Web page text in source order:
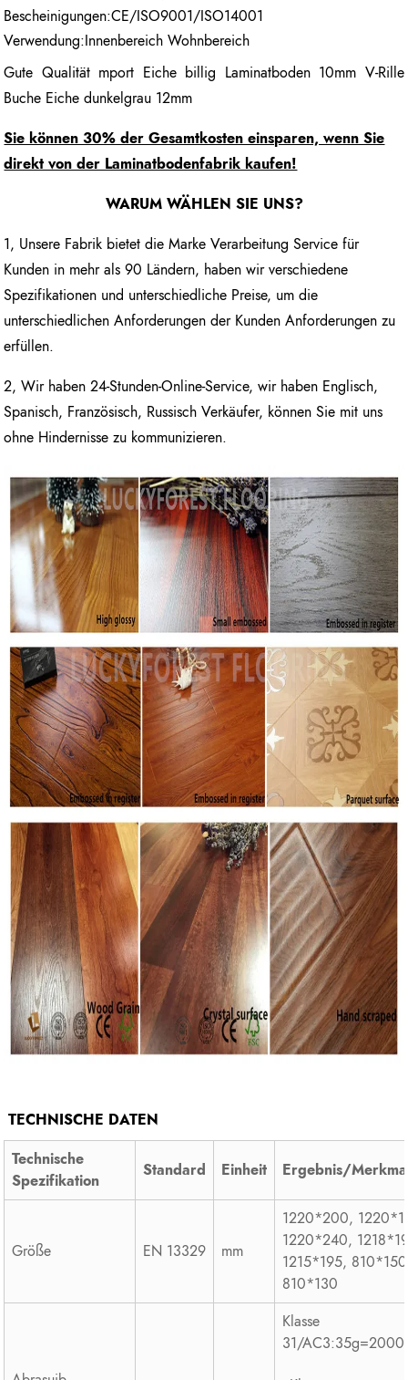
Bescheinigungen:CE/ISO9001/ISO14001
Verwendung:Innenbereich Wohnbereich
Gute Qualität mport Eiche billig Laminatboden 10mm V-Rille
Buche Eiche dunkelgrau 12mm
Sie können 30% der Gesamtkosten einsparen, wenn Sie
direkt von der Laminatbodenfabrik kaufen!
WARUM WÄHLEN SIE UNS?
1, Unsere Fabrik bietet die Marke Verarbeitung Service für
Kunden in mehr als 90 Ländern, haben wir verschiedene
Spezifikationen und unterschiedliche Preise, um die
unterschiedlichen Anforderungen der Kunden Anforderungen zu
erfüllen.
2, Wir haben 24-Stunden-Online-Service, wir haben Englisch,
Spanisch, Französisch, Russisch Verkäufer, können Sie mit uns
ohne Hindernisse zu kommunizieren.
TECHNISCHE DATEN
Technische
Spezifikation
Standard Einheit Ergebnis/
Größe EN 13329 mm
1220*200,
1220*240,
1215*195,
810*130
Klasse
31/